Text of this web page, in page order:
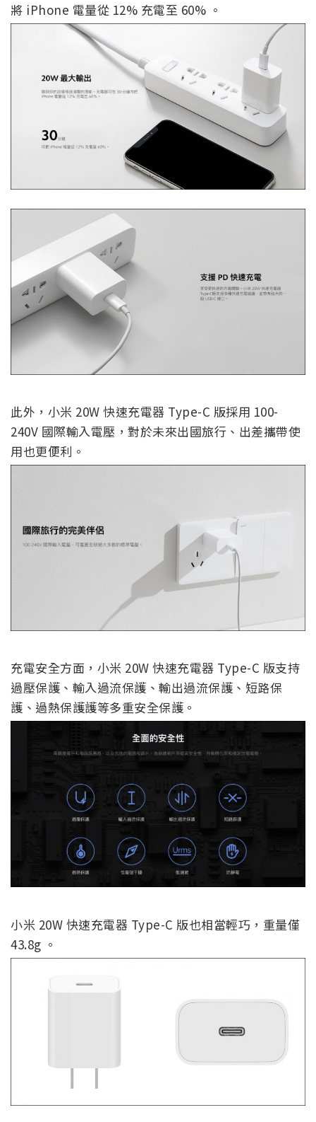
將 iPhone 電量從 12% 充電至 60% 。
此外，小米 20W 快速充電器 Type-C 版採用 100-
240V 國際輸入電壓，對於未來出國旅行、出差攜帶使
用也更便利。
充電安全方面，小米 20W 快速充電器 Type-C 版支持
過壓保護、輸入過流保護、輸出過流保護、短路保
護、過熱保護護等多重安全保護。
小米 20W 快速充電器 Type-C 版也相當輕巧，重量僅
43.8g 。